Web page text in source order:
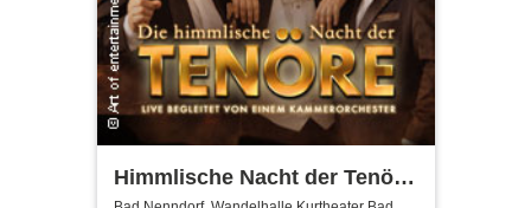
Himmlische Nacht der Tenöre